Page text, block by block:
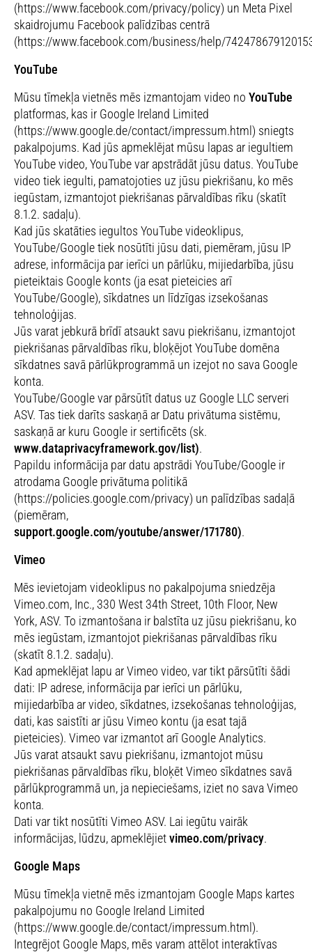
(https://www.facebook.com/privacy/policy) un Meta Pixel
skaidrojumu Facebook palīdzības centrā
(https://www.facebook.com/business/help/
YouTube
Mūsu tīmekļa vietnēs mēs izmantojam video no YouTube
platformas, kas ir Google Ireland Limited
(https://www.google.de/contact/impressum.html) sniegts
pakalpojums. Kad jūs apmeklējat mūsu lapas ar iegultiem
YouTube video, YouTube var apstrādāt jūsu datus. YouTube
video tiek iegulti, pamatojoties uz jūsu piekrišanu, ko mēs
iegūstam, izmantojot piekrišanas pārvaldības rīku (skatīt
8.1.2. sadaļu).
Kad jūs skatāties iegultos YouTube videoklipus,
YouTube/Google tiek nosūtīti jūsu dati, piemēram, jūsu IP
adrese, informācija par ierīci un pārlūku, mijiedarbība, jūsu
pieteiktais Google konts (ja esat pieteicies arī
YouTube/Google), sīkdatnes un līdzīgas izsekošanas
tehnoloģijas.
Jūs varat jebkurā brīdī atsaukt savu piekrišanu, izmantojot
piekrišanas pārvaldības rīku, bloķējot YouTube domēna
sīkdatnes savā pārlūkprogrammā un izejot no sava Google
konta.
YouTube/Google var pārsūtīt datus uz Google LLC serveri
ASV. Tas tiek darīts saskaņā ar Datu privātuma sistēmu,
saskaņā ar kuru Google ir sertificēts (sk.
www.dataprivacyframework.gov/list).
Papildu informācija par datu apstrādi YouTube/Google ir
atrodama Google privātuma politikā
(https://policies.google.com/privacy) un palīdzības sadaļā
(piemēram,
support.google.com/youtube/answer/171780).
Vimeo
Mēs ievietojam videoklipus no pakalpojuma sniedzēja
Vimeo.com, Inc., 330 West 34th Street, 10th Floor, New
York, ASV. To izmantošana ir balstīta uz jūsu piekrišanu, ko
mēs iegūstam, izmantojot piekrišanas pārvaldības rīku
(skatīt 8.1.2. sadaļu).
Kad apmeklējat lapu ar Vimeo video, var tikt pārsūtīti šādi
dati: IP adrese, informācija par ierīci un pārlūku,
mijiedarbība ar video, sīkdatnes, izsekošanas tehnoloģijas,
dati, kas saistīti ar jūsu Vimeo kontu (ja esat tajā
pieteicies). Vimeo var izmantot arī Google Analytics.
Jūs varat atsaukt savu piekrišanu, izmantojot mūsu
piekrišanas pārvaldības rīku, bloķēt Vimeo sīkdatnes savā
pārlūkprogrammā un, ja nepieciešams, iziet no sava Vimeo
konta.
Dati var tikt nosūtīti Vimeo ASV. Lai iegūtu vairāk
informācijas, lūdzu, apmeklējietvimeo.com/privacy.
Google Maps
Mūsu tīmekļa vietnē mēs izmantojam Google Maps kartes
pakalpojumu no Google Ireland Limited
(https://www.google.de/contact/impressum.html).
Integrējot Google Maps, mēs varam attēlot interaktīvas